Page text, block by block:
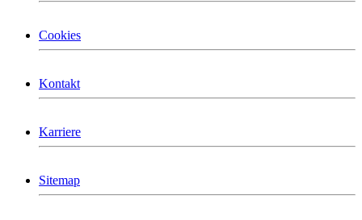
Cookies
Kontakt
Karriere
Sitemap